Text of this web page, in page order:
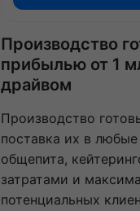
Производство
прибылью от 1
драйвом
Производство
поставка их в
общепита,
затратами и
потенциальных